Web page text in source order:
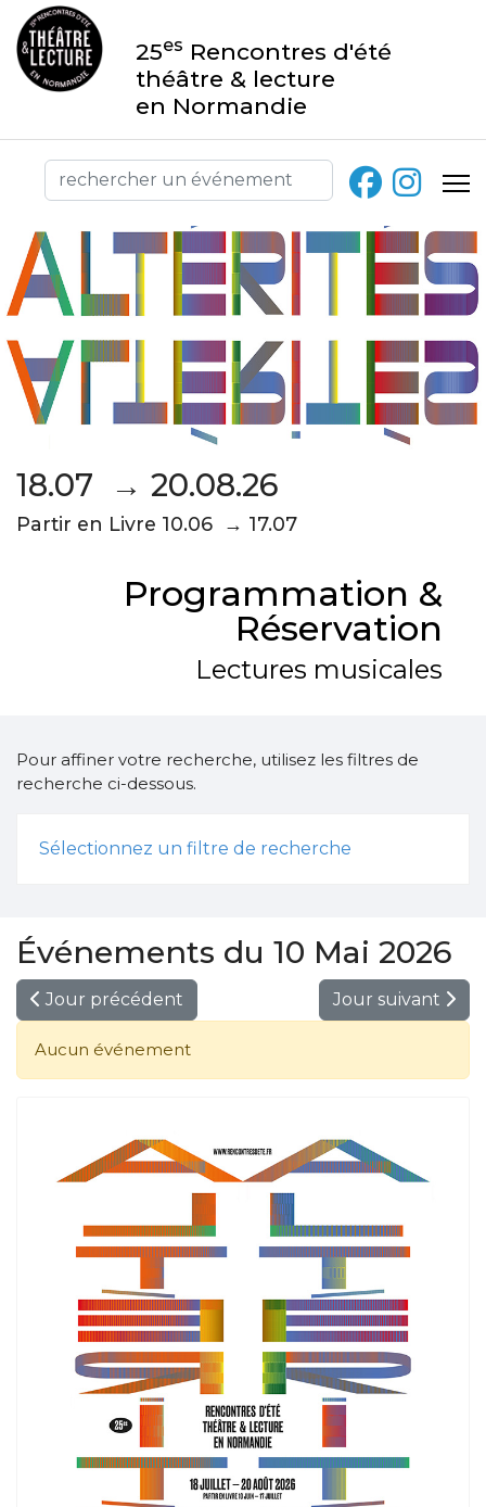
25es Rencontres d'été
théâtre & lecture
en Normandie
18.07 → 20.08.26
Partir en Livre 10.06 → 17.07
Programmation &
Réservation
Lectures musicales
Pour affiner votre recherche, utilisez les filtres de
recherche ci-dessous.
Sélectionnez un filtre de recherche
Événements du 10 Mai 2026
Jour précédent Jour suivant
Aucun événement